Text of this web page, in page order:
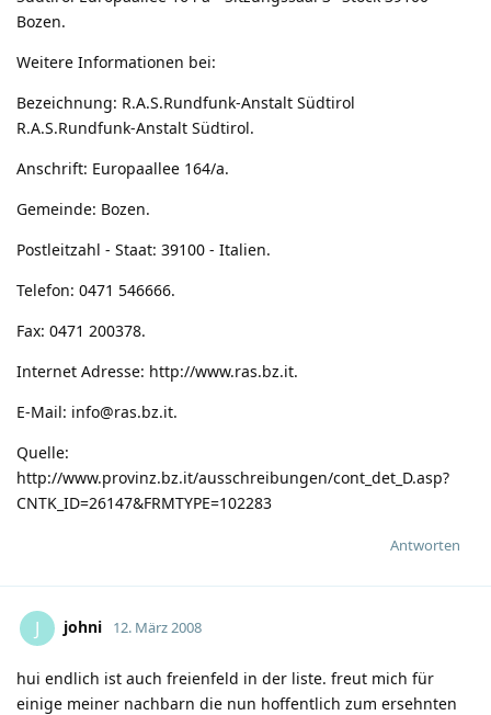
Bozen.
Weitere Informationen bei:
Bezeichnung: R.A.S.Rundfunk-Anstalt Südtirol
R.A.S.Rundfunk-Anstalt Südtirol.
Anschrift: Europaallee 164/a.
Gemeinde: Bozen.
Postleitzahl - Staat: 39100 - Italien.
Telefon: 0471 546666.
Fax: 0471 200378.
Internet Adresse: http://www.ras.bz.it.
E-Mail: info@ras.bz.it.
Quelle:
http://www.provinz.bz.it/ausschreibungen/cont_det_D.asp?
CNTK_ID=26147&FRMTYPE=102283
Antworten
J johni 12. März 2008
hui endlich ist auch freienfeld in der liste. freut mich für
einige meiner nachbarn die nun hoffentlich zum ersehnten